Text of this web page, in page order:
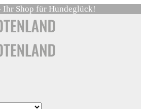
Ihr Shop für Hundeglück!